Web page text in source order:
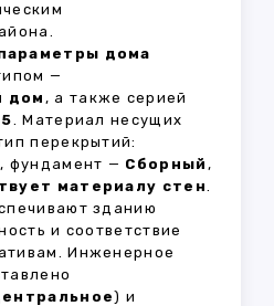
дома
—
дом , а также серией
. Материал несущих
перекрытий:
, фундамент — Сборный ,
материалу стен.
зданию
и соответствие
Инженерное
) и